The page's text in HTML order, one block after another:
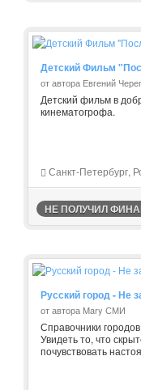
Детский Фильм
от автора Евгений
Детский фильм в
кинематогрофа.
Санкт-Петербург,
НЕ ПОЛУЧИЛ
Русский город - Не
от автора Mary СМИ
Справочники
Увидеть то, что
почувствовать